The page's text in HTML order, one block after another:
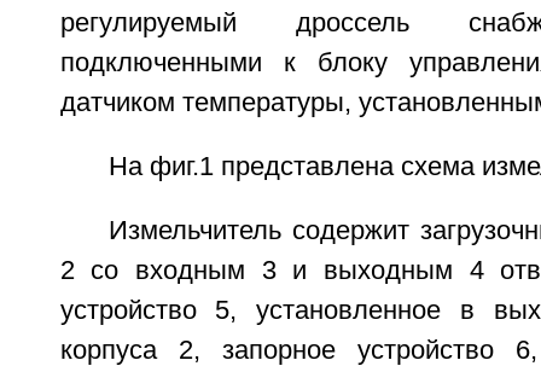
регулируемый дроссель
подключенными к блоку
датчиком температуры,
На фиг.1 представлена схема
Измельчитель содержит
2 со входным 3 и выходным 4
устройство 5, установленное в
корпуса 2, запорное устройство